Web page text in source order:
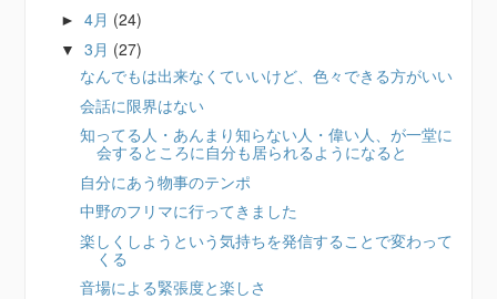
►4月 (24)
▼3月 (27)
なんでもは出来なくていいけど、色々できる方がいい
会話に限界はない
知ってる人・あんまり知らない人・偉い人、が一堂に
会するところに自分も居られるようになると
自分にあう物事のテンポ
中野のフリマに行ってきました
楽しくしようという気持ちを発信することで変わって
くる
音場による緊張度と楽しさ